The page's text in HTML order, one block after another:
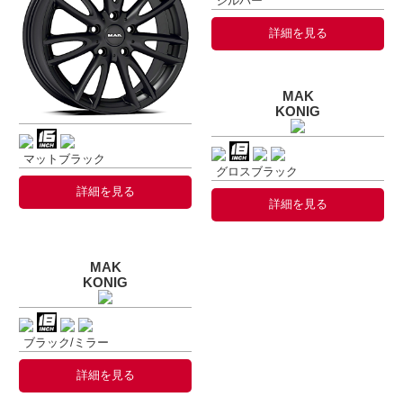
マットブラック
詳細を見る
詳細を見る
MAK
KONIG
グロスブラック
詳細を見る
MAK
KONIG
ブラック/ミラー
詳細を見る